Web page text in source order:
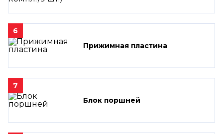
6
Прижимная пластина
7
Блок поршней